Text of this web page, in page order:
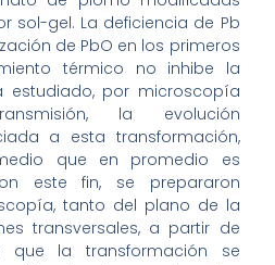
sol-gel. La deficiencia de Pb
de PbO en los primeros
térmico no inhibe la
estudiado, por microscopía
la evolución
a esta transformación,
que en promedio es
este fin, se prepararon
tanto del plano de la
transversales, a partir de
la transformación se